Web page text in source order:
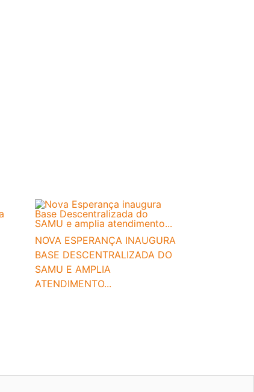
NOVA ESPERANÇA INAUGURA
BASE DESCENTRALIZADA DO
SAMU E AMPLIA
ATENDIMENTO...